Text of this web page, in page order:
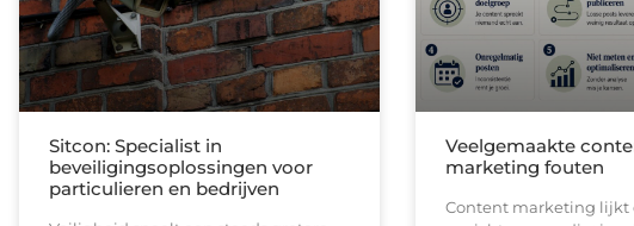
Sitcon: Specialist in
beveiligingsoplossingen voor
particulieren en bedrijven
Veelgemaakte
marketing fouten
Content marketing lijkt